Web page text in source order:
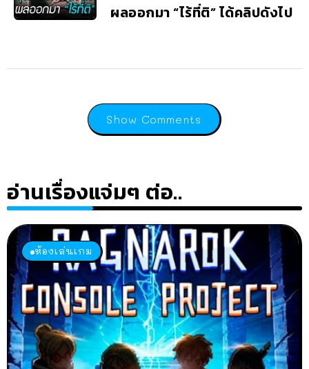
ผลออกมา “ไร้ที่ติ” ได้คลิปดังไป
Show Comments
อ่านเรื่องแจ่มๆ ต่อ..
ห้องเล่นเกม